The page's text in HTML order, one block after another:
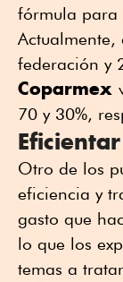
fórmula para
federación y
Coparmex
70 y 30%,
Otro de los
eficiencia y
gasto que
lo que los
temas a